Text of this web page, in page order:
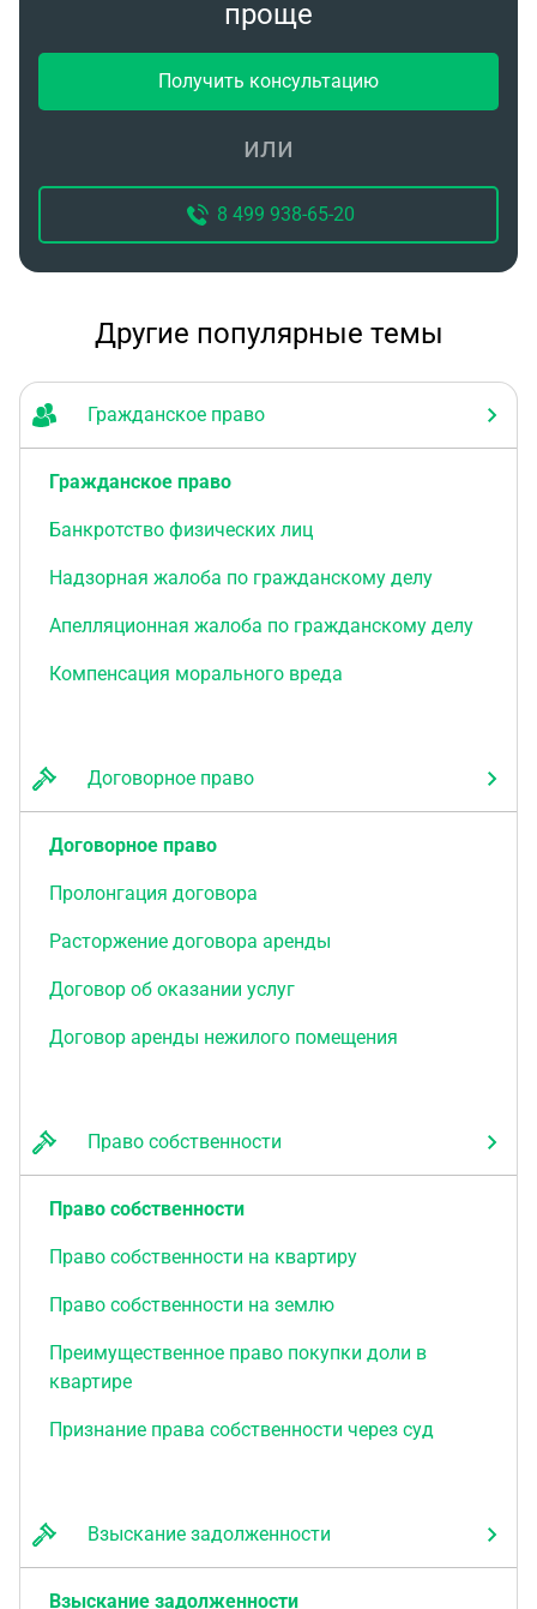
проще
Получить консультацию
или
8 499 938-65-20
Другие популярные темы
Гражданское право
Гражданское право
Банкротство физических лиц
Надзорная жалоба по гражданскому делу
Апелляционная жалоба по гражданскому делу
Компенсация морального вреда
Договорное право
Договорное право
Пролонгация договора
Расторжение договора аренды
Договор об оказании услуг
Договор аренды нежилого помещения
Право собственности
Право собственности
Право собственности на квартиру
Право собственности на землю
Преимущественное право покупки доли в
квартире
Признание права собственности через суд
Взыскание задолженности
Взыскание задолженности